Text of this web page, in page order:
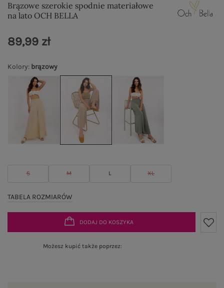
Brązowe szerokie spodnie materiałowe
na lato OCH BELLA
Kolory: brązowy
S M L XL
TABELA ROZMIARÓW
89,99 zł
DODAJ DO KOSZYKA
Możesz kupić także poprzez: